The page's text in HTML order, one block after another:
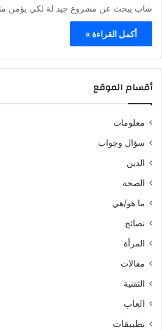
شاب يبحث عن مشروع جيد لة لكي يؤمن
أكمل القراءة »
أقسام الموقع
معلومات
سؤال وجواب
الدين
الصحة
ما هو/هي
نصائح
المرأة
مقالات
التقنية
العاب
تطبيقات